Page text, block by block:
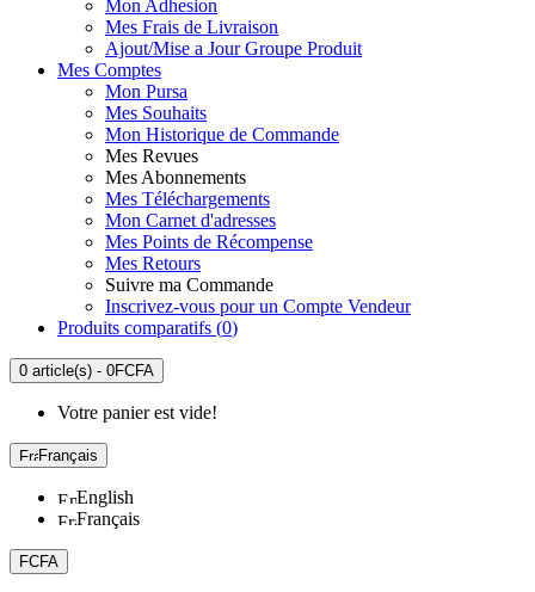
Mon Adhesion
Mes Frais de Livraison
Ajout/Mise a Jour Groupe Produit
Mes Comptes
Mon Pursa
Mes Souhaits
Mon Historique de Commande
Mes Revues
Mes Abonnements
Mes Téléchargements
Mon Carnet d'adresses
Mes Points de Récompense
Mes Retours
Suivre ma Commande
Inscrivez-vous pour un Compte Vendeur
Produits comparatifs (0)
0 article(s) - 0FCFA
Votre panier est vide!
Français
English
Français
FCFA